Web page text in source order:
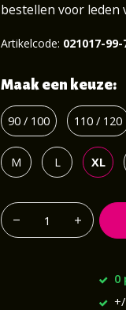
bestellen voor leden
Artikelcode: 021017-99-
Maak een keuze:
90 / 100 110 / 120
M L XL
0